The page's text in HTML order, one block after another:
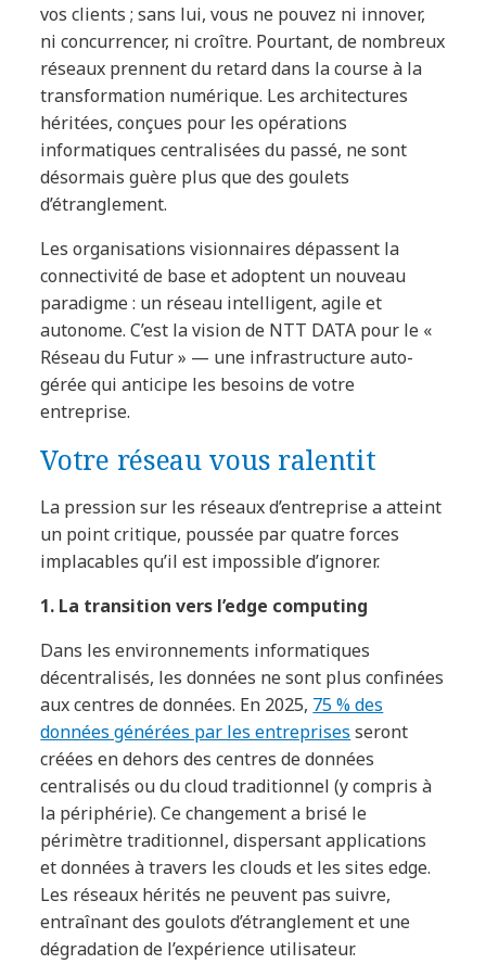
vos clients ; sans lui, vous ne pouvez ni innover,
ni concurrencer, ni croître. Pourtant, de nombreux
réseaux prennent du retard dans la course à la
transformation numérique. Les architectures
héritées, conçues pour les opérations
informatiques centralisées du passé, ne sont
désormais guère plus que des goulets
d’étranglement.
Les organisations visionnaires dépassent la
connectivité de base et adoptent un nouveau
paradigme : un réseau intelligent, agile et
autonome. C’est la vision de NTT DATA pour le «
Réseau du Futur » — une infrastructure auto-
gérée qui anticipe les besoins de votre
entreprise.
Votre réseau vous ralentit
La pression sur les réseaux d’entreprise a atteint
un point critique, poussée par quatre forces
implacables qu’il est impossible d’ignorer.
1. La transition vers l’edge computing
Dans les environnements informatiques
décentralisés, les données ne sont plus confinées
aux centres de données. En 2025, 75 % des
données générées par les entreprises seront
créées en dehors des centres de données
centralisés ou du cloud traditionnel (y compris à
la périphérie). Ce changement a brisé le
périmètre traditionnel, dispersant applications
et données à travers les clouds et les sites edge.
Les réseaux hérités ne peuvent pas suivre,
entraînant des goulots d’étranglement et une
dégradation de l’expérience utilisateur.